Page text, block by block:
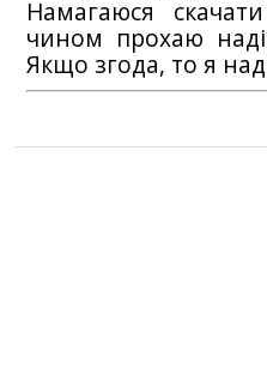
Намагаюся
чином прохаю
Якщо згода, то я